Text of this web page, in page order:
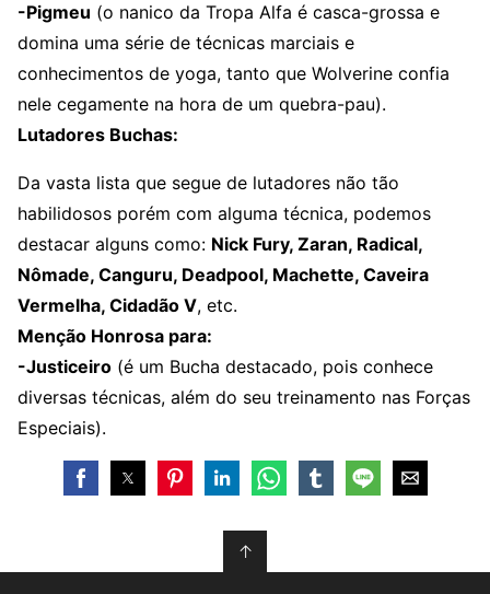
-Pigmeu (o nanico da Tropa Alfa é casca-grossa e
domina uma série de técnicas marciais e
conhecimentos de yoga, tanto que Wolverine confia
nele cegamente na hora de um quebra-pau).
Lutadores Buchas:
Da vasta lista que segue de lutadores não tão
habilidosos porém com alguma técnica, podemos
destacar alguns como: Nick Fury, Zaran, Radical,
Nômade, Canguru, Deadpool, Machette, Caveira
Vermelha, Cidadão V, etc.
Menção Honrosa para:
-Justiceiro (é um Bucha destacado, pois conhece
diversas técnicas, além do seu treinamento nas Forças
Especiais).
↑